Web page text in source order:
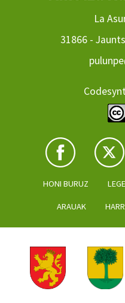
La
31866 -
HONI BURUZ
ARAUAK